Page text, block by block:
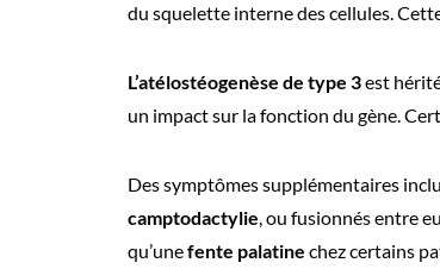
du squelette interne des cellules.
L’atélostéogenèse de type 3est
un impact sur la fonction du gène.
Des symptômes supplémentaires
camptodactylie, ou fusionnés entre
qu’unefente palatine chez certains